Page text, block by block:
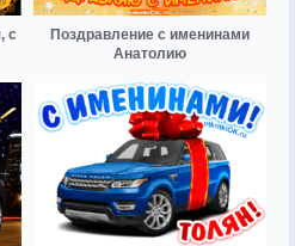
с
Поздравление с именинами
Анатолию